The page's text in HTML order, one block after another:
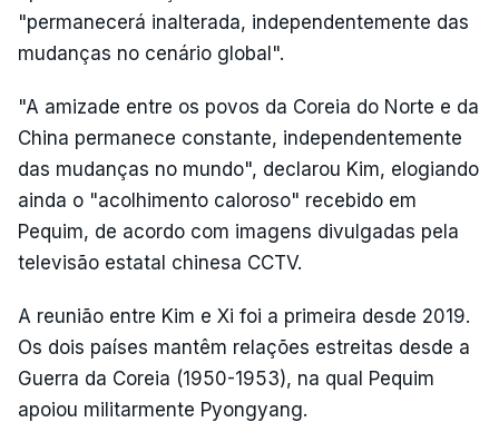
"permanecerá inalterada, independentemente das
mudanças no cenário global".
"A amizade entre os povos da Coreia do Norte e da
China permanece constante, independentemente
das mudanças no mundo", declarou Kim, elogiando
ainda o "acolhimento caloroso" recebido em
Pequim, de acordo com imagens divulgadas pela
televisão estatal chinesa CCTV.
A reunião entre Kim e Xi foi a primeira desde 2019.
Os dois países mantêm relações estreitas desde a
Guerra da Coreia (1950-1953), na qual Pequim
apoiou militarmente Pyongyang.